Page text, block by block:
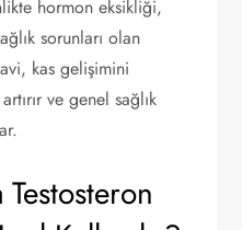
hormon eksikliği,
sorunları olan
kas gelişimini
ve genel sağlık